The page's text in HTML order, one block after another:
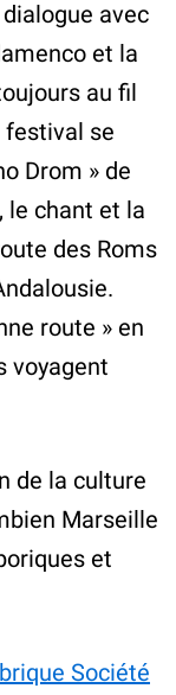
avec
et la
au fil
festival se
Drom » de
le chant et la
des Roms
route » en
voyagent
de la culture
Marseille
et
Société